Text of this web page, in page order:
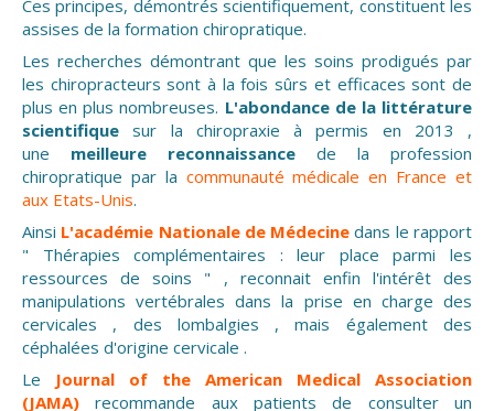
Ces principes, démontrés scientifiquement, constituent les
assises de la formation chiropratique.
Les recherches démontrant que les soins prodigués par
les chiropracteurs sont à la fois sûrs et efficaces sont de
plus en plus nombreuses. L'abondance de la littérature
scientifique sur la chiropraxie à permis en 2013 ,
une meilleure reconnaissance de la profession
chiropratique par la communauté médicale en France et
aux Etats-Unis.
Ainsi L'académie Nationale de Médecine dans le rapport
" Thérapies complémentaires : leur place parmi les
ressources de soins " , reconnait enfin l'intérêt des
manipulations vertébrales dans la prise en charge des
cervicales , des lombalgies , mais également des
céphalées d'origine cervicale .
Le Journal of the American Medical Association
(JAMA) recommande aux patients de consulter un